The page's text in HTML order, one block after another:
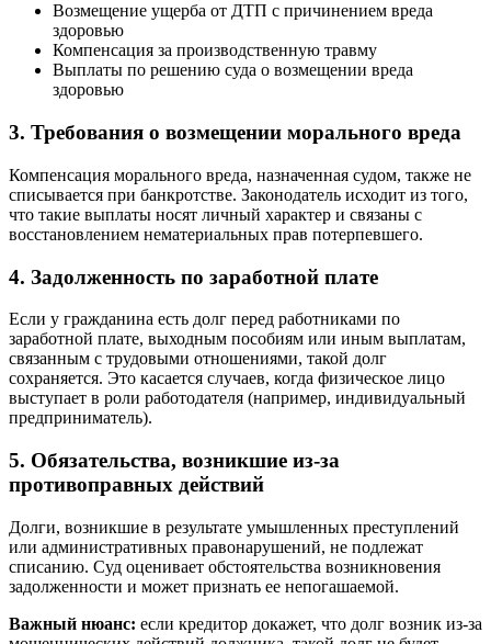
Возмещение ущерба от ДТП с причинением вреда
здоровью
Компенсация за производственную травму
Выплаты по решению суда о возмещении вреда
здоровью
3. Требования о возмещении морального вреда
Компенсация морального вреда, назначенная судом, также не
списывается при банкротстве. Законодатель исходит из того,
что такие выплаты носят личный характер и связаны с
восстановлением нематериальных прав потерпевшего.
4. Задолженность по заработной плате
Если у гражданина есть долг перед работниками по
заработной плате, выходным пособиям или иным выплатам,
связанным с трудовыми отношениями, такой долг
сохраняется. Это касается случаев, когда физическое лицо
выступает в роли работодателя (например, индивидуальный
предприниматель).
5. Обязательства, возникшие из-за
противоправных действий
Долги, возникшие в результате умышленных преступлений
или административных правонарушений, не подлежат
списанию. Суд оценивает обстоятельства возникновения
задолженности и может признать ее непогашаемой.
Важный нюанс: если кредитор докажет, что долг возник из-за